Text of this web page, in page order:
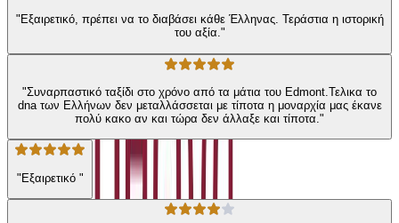
"Εξαιρετικό, πρέπει να το διαβάσει κάθε Έλληνας. Τεράστια η ιστορική
του αξία."
"Συναρπαστικό ταξίδι στο χρόνο από τα μάτια του Edmont.Τελικα το
dna των Ελλήνων δεν μεταλλάσσεται με τίποτα η μοναρχία μας έκανε
πολύ κακο αν και τώρα δεν άλλαξε και τίποτα."
"Εξαιρετικό "